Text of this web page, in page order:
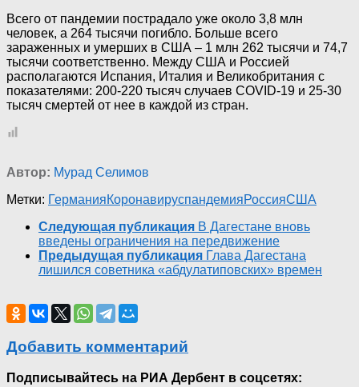
Всего от пандемии пострадало уже около 3,8 млн
человек, а 264 тысячи погибло. Больше всего
зараженных и умерших в США – 1 млн 262 тысячи и 74,7
тысячи соответственно. Между США и Россией
располагаются Испания, Италия и Великобритания с
показателями: 200-220 тысяч случаев COVID-19 и 25-30
тысяч смертей от нее в каждой из стран.
Автор: Мурад Селимов
Метки: ГерманияКоронавируспандемияРоссияСША
Следующая публикация В Дагестане вновь
введены ограничения на передвижение
Предыдущая публикация Глава Дагестана
лишился советника «абдулатиповских» времен
Добавить комментарий
Подписывайтесь на РИА Дербент в соцсетях: